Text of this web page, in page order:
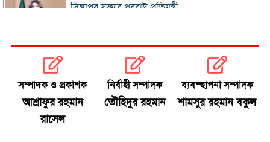
সিঙ্গাপুর সফরে পররাষ্ট্র প্রতিমন্ত্রী
এসএসসি ও সমমানের ফল সোমবার
সৌদি-পাকিস্তান-তুরস্কের প্রতিরক্ষা চুক্তি
সম্পাদক ও প্রকাশক
আশ্রাফুর রহমান
রাসেল
নির্বাহী সম্পাদক
তৌহিদুর রহমান
ব্যবস্হাপনা সম্পাদক
শামসুর রহমান বকুল